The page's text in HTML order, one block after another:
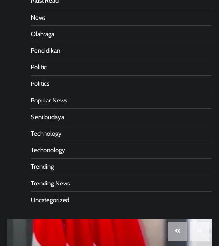
News
Olahraga
Pendidikan
Politic
Politics
Popular News
Seni budaya
Technology
Techonology
Trending
Trending News
Uncategorized